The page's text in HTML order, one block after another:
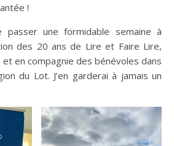
!
passer une formidable semaine à
des 20 ans de Lire et Faire Lire,
en compagnie des bénévoles dans
du Lot. J’en garderai à jamais un